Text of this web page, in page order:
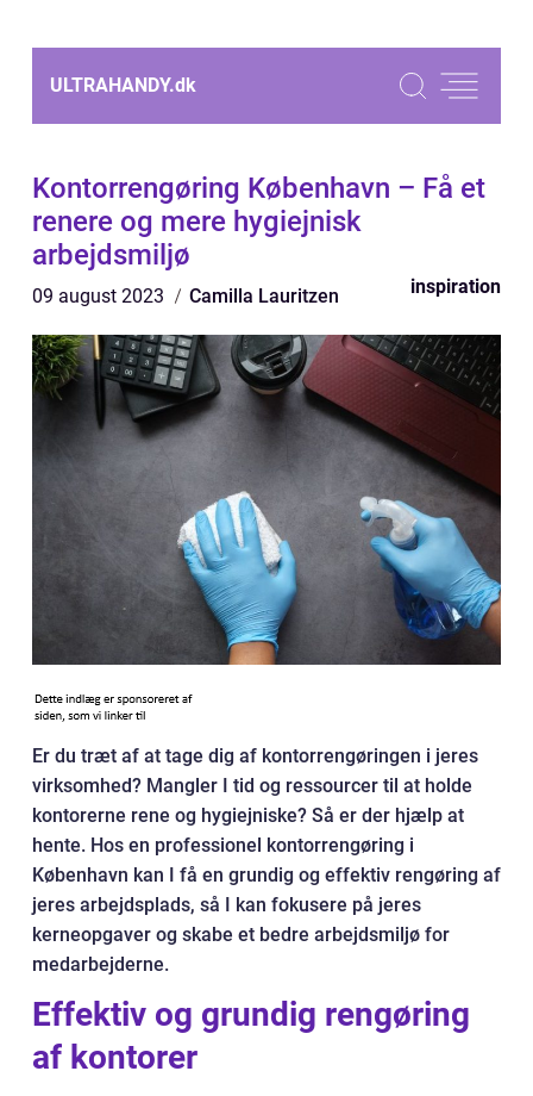
ULTRAHANDY.dk
Kontorrengøring København – Få et
renere og mere hygiejnisk
arbejdsmiljø
09 august 2023 Camilla Lauritzen inspiration
Er du træt af at tage dig af kontorrengøringen i jeres
virksomhed? Mangler I tid og ressourcer til at holde
kontorerne rene og hygiejniske? Så er der hjælp at
hente. Hos en professionel kontorrengøring i
København kan I få en grundig og effektiv rengøring af
jeres arbejdsplads, så I kan fokusere på jeres
kerneopgaver og skabe et bedre arbejdsmiljø for
medarbejderne.
Effektiv og grundig rengøring
af kontorer